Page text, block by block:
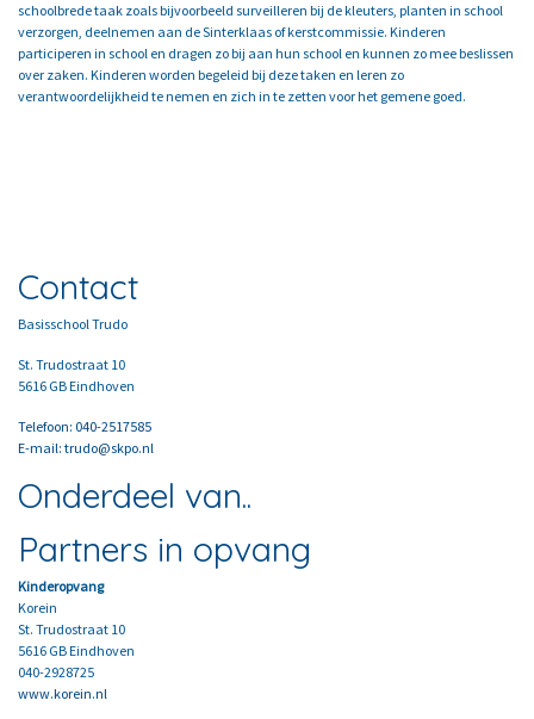
schoolbrede taak zoals bijvoorbeeld surveilleren bij de kleuters, planten in school
verzorgen, deelnemen aan de Sinterklaas of kerstcommissie. Kinderen
participeren in school en dragen zo bij aan hun school en kunnen zo mee beslissen
over zaken. Kinderen worden begeleid bij deze taken en leren zo
verantwoordelijkheid te nemen en zich in te zetten voor het gemene goed.
Contact
Basisschool Trudo
St. Trudostraat 10
5616 GB Eindhoven
Telefoon: 040-2517585
E-mail: trudo@skpo.nl
Onderdeel van..
Partners in opvang
Kinderopvang
Korein
St. Trudostraat 10
5616 GB Eindhoven
040-2928725
www.korein.nl